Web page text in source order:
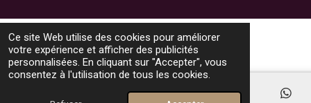
Ce site Web utilise des cookies pour améliorer
votre expérience et afficher des publicités
personnalisées. En cliquant sur "Accepter", vous
consentez à l'utilisation de tous les cookies.